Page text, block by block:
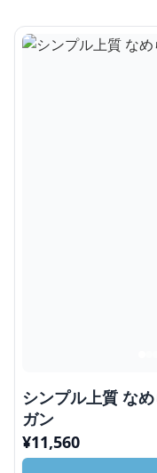
シンプル上質 な
ガン
¥11,560